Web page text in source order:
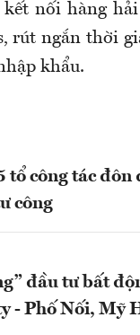
nối hàng
rút ngắn thời
khẩu.
tổ công tác đôn
công
đầu tư bất
- Phố Nối, Mỹ